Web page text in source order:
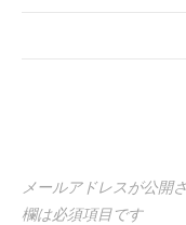
メールアドレスが公開
欄は必須項目です